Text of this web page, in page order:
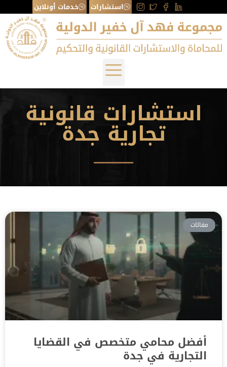
استشارات خدمات أونلاين
استشارات قانونية
تجارية جدة
مقالات
أفضل محامي متخصص في القضايا
التجارية في جدة